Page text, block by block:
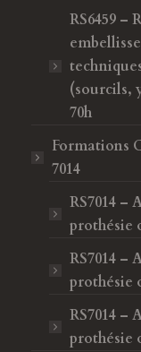
RS6459 –
(sourcils,
70h
Formations
7014
RS7014 –
prothésie
RS7014 –
prothésie
RS7014 –
prothésie